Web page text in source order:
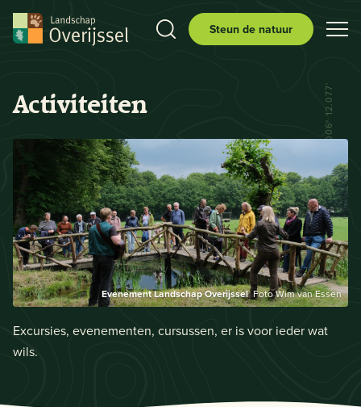
Steun de natuur
Activiteiten
Evenement Landschap OverijsselFoto Wim van Essen
Excursies, evenementen, cursussen, er is voor ieder wat
wils.
N 52° 29.556' E 006° 12.077'